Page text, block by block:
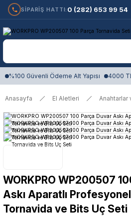
SİPARİŞ HATTI: 0 (282) 653 99 54
%100 Güvenli Ödeme Alt Yapısı 4000
Anasayfa El Aletleri Anahtarlar
WORKPRO WP200507
Askı Aparatlı
Tornavida ve Bits Uç Seti